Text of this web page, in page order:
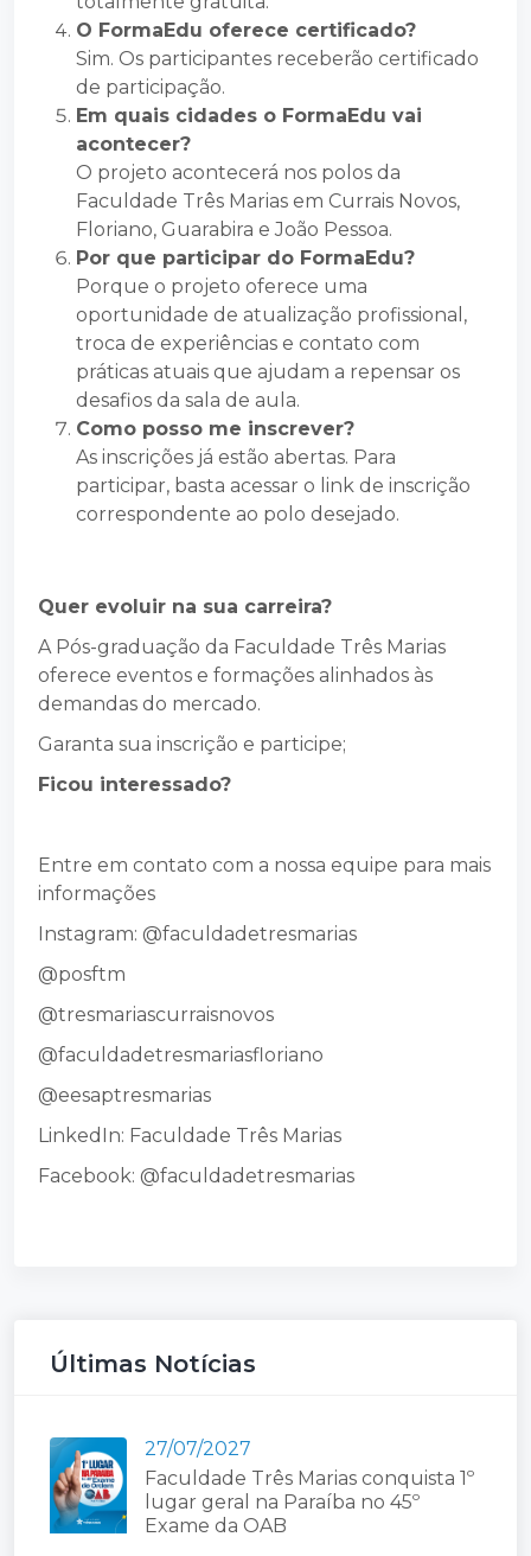
O FormaEdu oferece certificado?
Sim. Os participantes receberão certificado
de participação.
Em quais cidades o FormaEdu vai
acontecer?
O projeto acontecerá nos polos da
Faculdade Três Marias em Currais Novos,
Floriano, Guarabira e João Pessoa.
Por que participar do FormaEdu?
Porque o projeto oferece uma
oportunidade de atualização profissional,
troca de experiências e contato com
práticas atuais que ajudam a repensar os
desafios da sala de aula.
Como posso me inscrever?
As inscrições já estão abertas. Para
participar, basta acessar o link de inscrição
correspondente ao polo desejado.
Quer evoluir na sua carreira?
A Pós-graduação da Faculdade Três Marias
oferece eventos e formações alinhados às
demandas do mercado.
Garanta sua inscrição e participe;
Ficou interessado?
Entre em contato com a nossa equipe para mais
informações
Instagram: @faculdadetresmarias
@posftm
@tresmariascurraisnovos
@faculdadetresmariasfloriano
@eesaptresmarias
LinkedIn: Faculdade Três Marias
Facebook: @faculdadetresmarias
Últimas Notícias
27/07/2027
Faculdade Três Marias conquista 1º
lugar geral na Paraíba no 45º
Exame da OAB